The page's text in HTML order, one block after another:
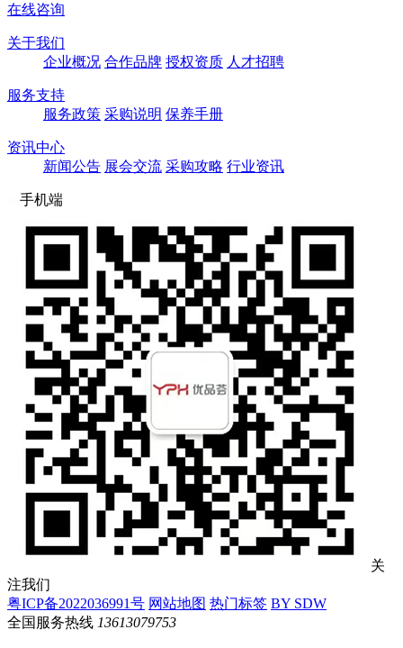
在线咨询
关于我们
企业概况 合作品牌 授权资质 人才招聘
服务支持
服务政策 采购说明 保养手册
资讯中心
新闻公告 展会交流 采购攻略 行业资讯
手机端
关
注我们
粤ICP备2022036991号 网站地图 热门标签 BY SDW
全国服务热线 13613079753